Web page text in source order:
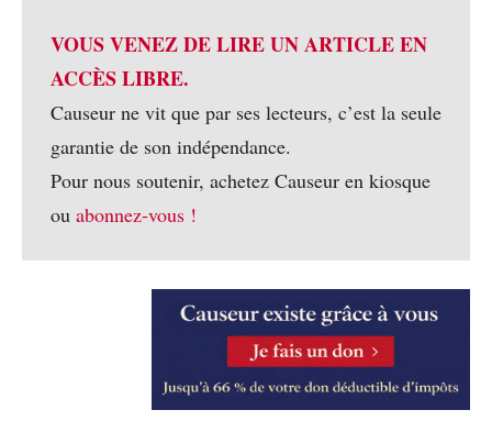
VOUS VENEZ DE LIRE UN ARTICLE EN
ACCÈS LIBRE.
Causeur ne vit que par ses lecteurs, c’est la seule
garantie de son indépendance.
Pour nous soutenir, achetez Causeur en kiosque
ou abonnez-vous !